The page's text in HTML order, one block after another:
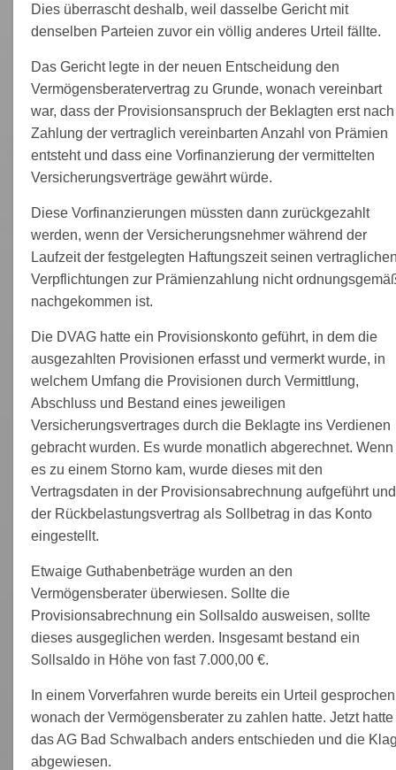
Dies überrascht deshalb, weil dasselbe Gericht mit
denselben Parteien zuvor ein völlig anderes Urteil fällte.
Das Gericht legte in der neuen Entscheidung den
Vermögensberatervertrag zu Grunde, wonach vereinbart
war, dass der Provisionsanspruch der Beklagten erst nach
Zahlung der vertraglich vereinbarten Anzahl von Prämien
entsteht und dass eine Vorfinanzierung der vermittelten
Versicherungsverträge gewährt würde.
Diese Vorfinanzierungen müssten dann zurückgezahlt
werden, wenn der Versicherungsnehmer während der
Laufzeit der festgelegten Haftungszeit seinen
Verpflichtungen zur Prämienzahlung nicht
nachgekommen ist.
Die DVAG hatte ein Provisionskonto geführt, in dem die
ausgezahlten Provisionen erfasst und vermerkt wurde, in
welchem Umfang die Provisionen durch Vermittlung,
Abschluss und Bestand eines jeweiligen
Versicherungsvertrages durch die Beklagte ins Verdienen
gebracht wurden. Es wurde monatlich abgerechnet. Wenn
es zu einem Storno kam, wurde dieses mit den
Vertragsdaten in der Provisionsabrechnung aufgeführt und
der Rückbelastungsvertrag als Sollbetrag in das Konto
eingestellt.
Etwaige Guthabenbeträge wurden an den
Vermögensberater überwiesen. Sollte die
Provisionsabrechnung ein Sollsaldo ausweisen, sollte
dieses ausgeglichen werden. Insgesamt bestand ein
Sollsaldo in Höhe von fast 7.000,00 €.
In einem Vorverfahren wurde bereits ein Urteil
wonach der Vermögensberater zu zahlen hatte. Jetzt hatte
das AG Bad Schwalbach anders entschieden und die
abgewiesen.